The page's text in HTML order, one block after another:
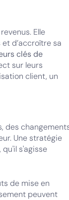
Elle
d’accroître sa
clés de
sur leurs
client, un
des
Une stratégie
s'agisse
de mise en
peuvent